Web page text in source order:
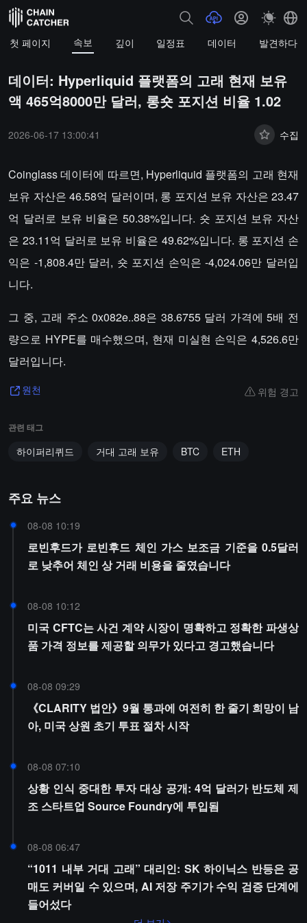
첫 페이지 속보 깊이 일정표 데이터 발견하다
데이터: Hyperliquid 플랫폼의 고래 현재 보유
액 465억8000만 달러, 롱숏 포지션 비율 1.02
2026-06-17 13:00:41 수집
Coinglass 데이터에 따르면, Hyperliquid 플랫폼의 고래 현재
보유 자산은 46.58억 달러이며, 롱 포지션 보유 자산은 23.47
억 달러로 보유 비율은 50.38%입니다. 숏 포지션 보유 자산
은 23.11억 달러로 보유 비율은 49.62%입니다. 롱 포지션 손
익은 -1,808.4만 달러, 숏 포지션 손익은 -4,024.06만 달러입
니다.
그 중, 고래 주소 0x082e..88은 38.6755 달러 가격에 5배 전
량으로 HYPE를 매수했으며, 현재 미실현 손익은 4,526.6만
달러입니다.
원천 위험 경고
관련 태그
하이퍼리퀴드 거대 고래 보유 BTC ETH
주요 뉴스
08-08 10:19
로빈후드가 로빈후드 체인 가스 보조금 기준을 0.5달러
로 낮추어 체인 상 거래 비용을 줄였습니다
08-08 10:12
미국 CFTC는 사건 계약 시장이 명확하고 정확한 파생상
품 가격 정보를 제공할 의무가 있다고 경고했습니다
08-08 09:29
《CLARITY 법안》9월 통과에 여전히 한 줄기 희망이 남
아, 미국 상원 초기 투표 절차 시작
08-08 07:10
상황 인식 중대한 투자 대상 공개: 4억 달러가 반도체 제
조 스타트업 Source Foundry에 투입됨
08-08 06:47
“1011 내부 거대 고래” 대리인: SK 하이닉스 반등은 공
매도 커버일 수 있으며, AI 저장 주기가 수익 검증 단계에
들어섰다